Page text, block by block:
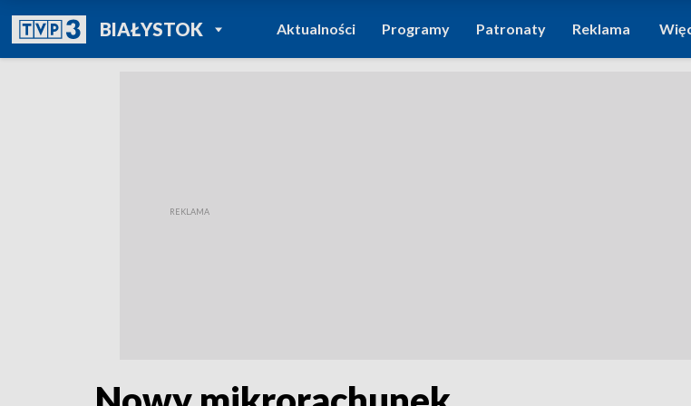
BIAŁYSTOKPOWRÓT DO
TVP REGIONY
Aktualności Programy Patronaty Reklama